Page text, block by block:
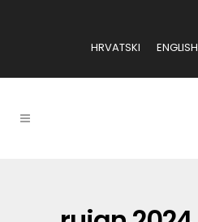
HRVATSKI ENGLISH